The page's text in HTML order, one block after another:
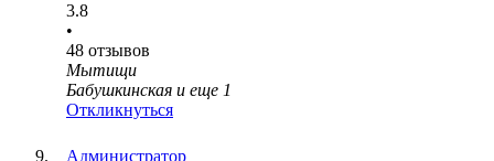
3.8
•
48 отзывов
Мытищи
Бабушкинская и еще 1
Откликнуться
Администратор